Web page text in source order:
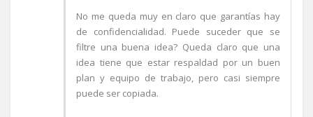
No me queda muy en claro que garantías hay
de confidencialidad. Puede suceder que se
filtre una buena idea? Queda claro que una
idea tiene que estar respaldad por un buen
plan y equipo de trabajo, pero casi siempre
puede ser copiada.